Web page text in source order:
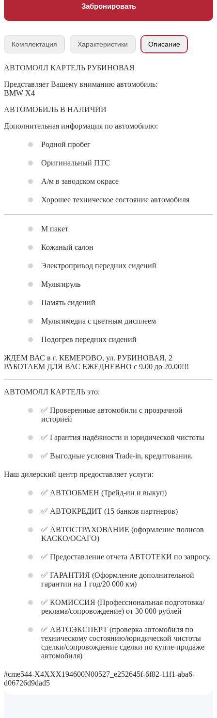
Забронировать
Комплектация Характеристики Описание
АВТОМОЛЛ КАРТЕЛЬ РУБИНОВАЯ
Представляет Вашему вниманию автомобиль:
BMW X4
АВТОМОБИЛЬ В НАЛИЧИИ
Дополнительная информация по автомобилю:
Родной пробег
Оригинальный ПТС
А/м в заводском окрасе
Хорошее техническое состояние автомобиля
M пакет
Кожаный салон
Электропривод передних сидений
Мультируль
Память сидений
Мультимедиа с цветным дисплеем
Подогрев передних сидений
ЖДЕМ ВАС в г. КЕМЕРОВО, ул. РУБИНОВАЯ, 2
РАБОТАЕМ ДЛЯ ВАС ЕЖЕДНЕВНО с 9.00 до 20.00!!!
АВТОМОЛЛ КАРТЕЛЬ это:
✅ Проверенные автомобили с прозрачной
историей
✅ Гарантия надёжности и юридической чистоты
✅ Выгодные условия Trade-in, кредитования.
Наш дилерский центр предоставляет услуги:
✅ АВТООБМЕН (Трейд-ин и выкуп)
✅ АВТОКРЕДИТ (15 банков партнеров)
✅ АВТОСТРАХОВАНИЕ (оформление полисов
КАСКО/ОСАГО)
✅ Предоставление отчета АВТОТЕКИ по запросу.
✅ ГАРАНТИЯ (Оформление дополнительной
гарантии на 1 год/20 000 км)
✅ КОМИССИЯ (Профессиональная подготовка/
реклама/сопровождение) от 30 000 рублей
✅ АВТОЭКСПЕРТ (проверка автомобиля по
техническому состоянию/юридической чистоты
сделки/сопровождение сделки по купле-продаже
автомобиля)
#cme544-X4XXX194600N00527_e252645f-6f82-11f1-aba6-
d06726d9dad5